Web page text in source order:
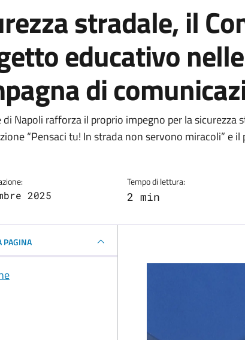
stradale, il
educativo
di
della notizia
di Napoli rafforza il proprio impegno per la sicurezza
“Pensaci tu! In strada non servono miracoli” e
2025
Tempo di lettura:
2 min
PAGINA